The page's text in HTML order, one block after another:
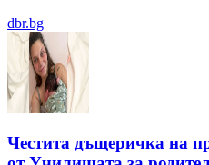
dbr.bg
Честита дъщеричка на